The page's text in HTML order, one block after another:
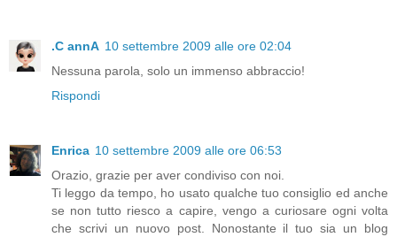
.C annA 10 settembre 2009 alle ore 02:04
Nessuna parola, solo un immenso abbraccio!
Rispondi
Enrica 10 settembre 2009 alle ore 06:53
Orazio, grazie per aver condiviso con noi.
Ti leggo da tempo, ho usato qualche tuo consiglio ed anche
se non tutto riesco a capire, vengo a curiosare ogni volta
che scrivi un nuovo post. Nonostante il tuo sia un blog